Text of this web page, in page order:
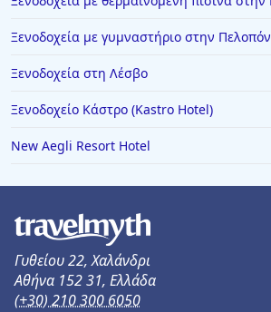
Ξενοδοχεία με γυμναστήριο στην
Ξενοδοχεία στη Λέσβο
Ξενοδοχείο Κάστρο (Kastro Hotel)
New Aegli Resort Hotel
Γυθείου 22, Χαλάνδρι
Αθήνα 152 31, Ελλάδα
(+30) 210 300 6050